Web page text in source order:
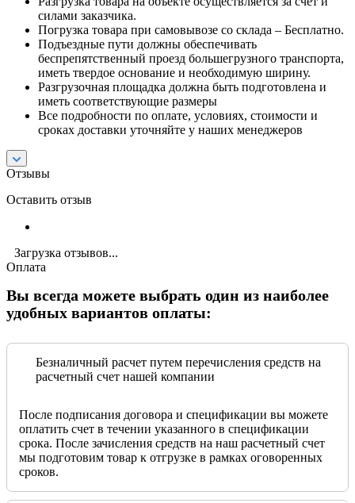
силами заказчика.
Погрузка товара при самовывозе со склада – Бесплатно.
Подъездные пути должны обеспечивать
беспрепятственный проезд большегрузного транспорта,
иметь твердое основание и необходимую ширину.
Разгрузочная площадка должна быть подготовлена и
иметь соответствующие размеры
Все подробности по оплате, условиях, стоимости и
сроках доставки уточняйте у наших менеджеров
Отзывы
Оставить отзыв
Загрузка отзывов...
Оплата
Вы всегда можете выбрать один из наиболее
удобных вариантов оплаты:
Безналичный расчет путем перечисления средств на
расчетный счет нашей компании
После подписания договора и спецификации вы можете
оплатить счет в течении указанного в спецификации
срока. После зачисления средств на наш расчетный счет
мы подготовим товар к отгрузке в рамках оговоренных
сроков.